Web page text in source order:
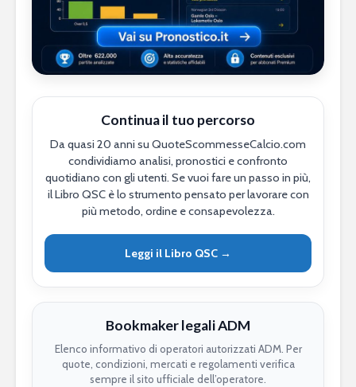
Continua il tuo percorso
Da quasi 20 anni su QuoteScommesseCalcio.com
condividiamo analisi, pronostici e confronto
quotidiano con gli utenti. Se vuoi fare un passo in più,
il Libro QSC è lo strumento pensato per lavorare con
più metodo, ordine e consapevolezza.
Leggi il Libro QSC →
Bookmaker legali ADM
Elenco informativo di operatori autorizzati ADM. Per
quote, condizioni, mercati e regolamenti verifica
sempre il sito ufficiale dell’operatore.